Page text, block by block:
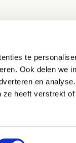
te
Ook delen we
en
heeft verstrekt